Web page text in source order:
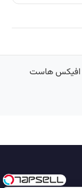
افیکس هاست